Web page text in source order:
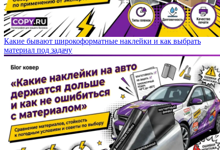
Какие бывают широкоформатные наклейки и как выбрать
материал под задачу